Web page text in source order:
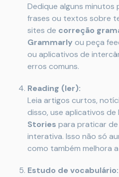
Dedique alguns minutos
frases ou textos sobre
sites de correção
Grammarly ou peça
ou aplicativos de
erros comuns.
Reading (ler):
Leia artigos curtos,
disso, use aplicativos
Stories para praticar
interativa. Isso não só
como também melhora
Estudo de vocabulário: